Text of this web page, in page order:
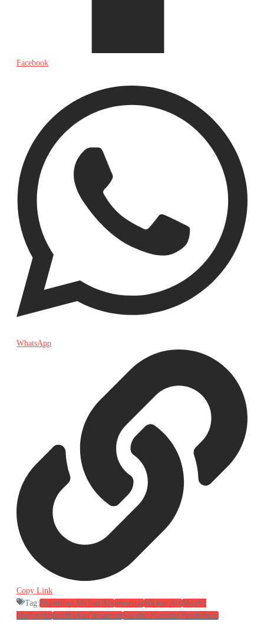
Facebook
WhatsApp
Copy Link
Tag:Akreditasi Ma'had AlykemenagMa'had AlyMajelis
Masyayikhpendidikan pesantrenStandar Nasional Pendidikan